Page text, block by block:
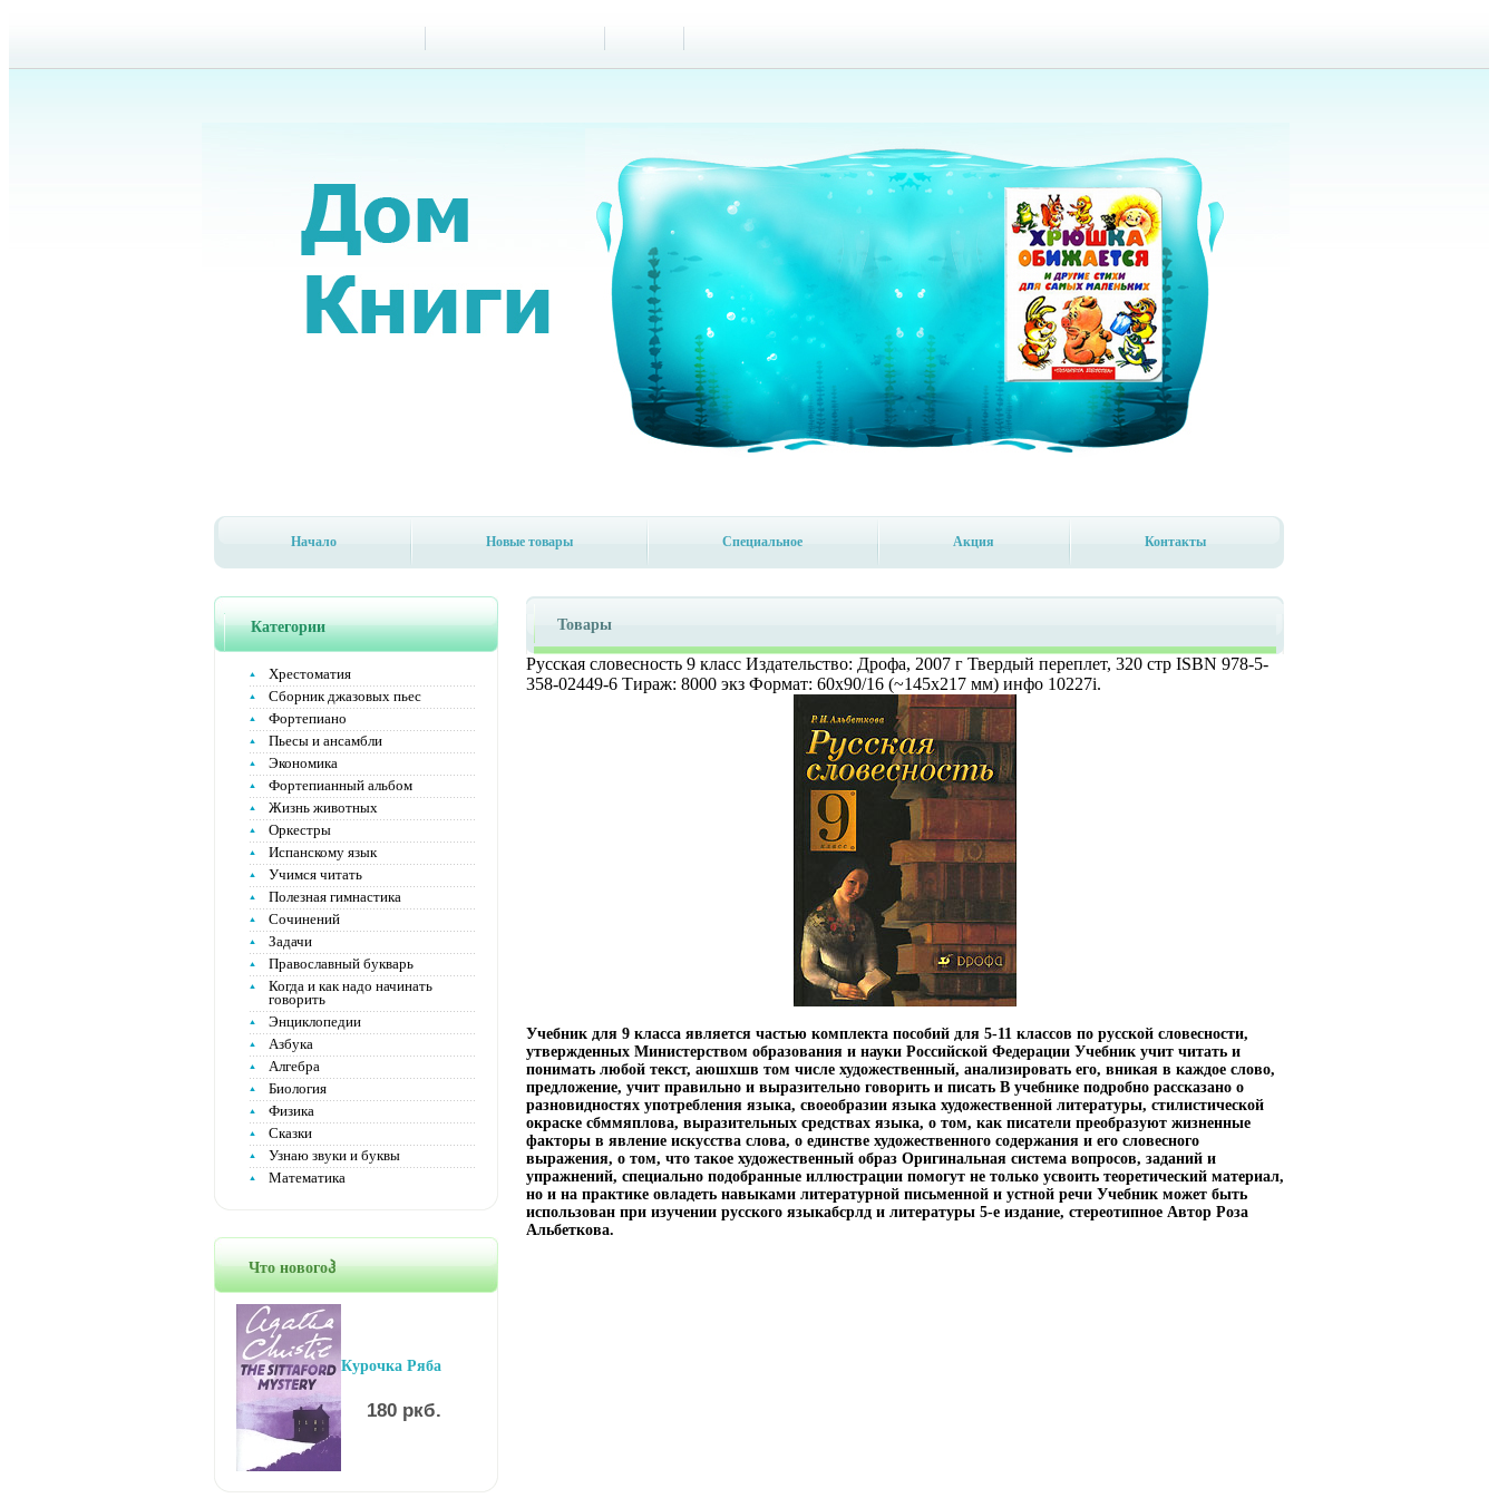
Начало Новые товары Специальное Акция Контакты
Категории
Хрестоматия
Сборник джазовых пьес
Фортепиано
Пьесы и ансамбли
Экономика
Фортепианный альбом
Жизнь животных
Оркестры
Испанскому язык
Учимся читать
Полезная гимнастика
Сочинений
Задачи
Православный букварь
Когда и как надо начинать
говорить
Энциклопедии
Азбука
Алгебра
Биология
Физика
Сказки
Узнаю звуки и буквы
Математика
Что новогоჰ
Курочка Ряба
180 ркб.
Товары
Русская словесность 9 класс Издательство: Дрофа, 2007 г Твердый переплет, 320 стр ISBN 978-5-
358-02449-6 Тираж: 8000 экз Формат: 60x90/16 (~145х217 мм) инфо 10227i.
Учебник для 9 класса является частью комплекта пособий для 5-11 классов по русской словесности,
утвержденных Министерством образования и науки Российской Федерации Учебник учит читать и
понимать любой текст, аюшхшв том числе художественный, анализировать его, вникая в каждое слово,
предложение, учит правильно и выразительно говорить и писать В учебнике подробно рассказано о
разновидностях употребления языка, своеобразии языка художественной литературы, стилистической
окраске сбммяплова, выразительных средствах языка, о том, как писатели преобразуют жизненные
факторы в явление искусства слова, о единстве художественного содержания и его словесного
выражения, о том, что такое художественный образ Оригинальная система вопросов, заданий и
упражнений, специально подобранные иллюстрации помогут не только усвоить теоретический материал,
но и на практике овладеть навыками литературной письменной и устной речи Учебник может быть
использован при изучении русского языкабсрлд и литературы 5-e издание, стереотипное Автор Роза
Альбеткова.